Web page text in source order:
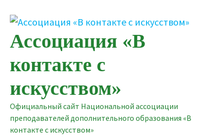
содержимому
Ассоциация «В
контакте с
искусством»
Официальный сайт Национальной ассоциации
преподавателей дополнительного образования «В
контакте с искусством»